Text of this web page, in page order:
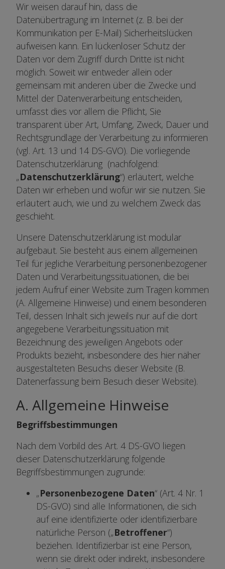
Wir weisen darauf hin, dass die
Datenübertragung im Internet (z. B. bei der
Kommunikation per E-Mail) Sicherheitslücken
aufweisen kann. Ein lückenloser Schutz der
Daten vor dem Zugriff durch Dritte ist nicht
möglich. Soweit wir entweder allein oder
gemeinsam mit anderen über die Zwecke und
Mittel der Datenverarbeitung entscheiden,
umfasst dies vor allem die Pflicht, Sie
transparent über Art, Umfang, Zweck, Dauer und
Rechtsgrundlage der Verarbeitung zu informieren
(vgl. Art. 13 und 14 DS-GVO). Die vorliegende
Datenschutzerklärung (nachfolgend:
„Datenschutzerklärung“) erläutert, welche
Daten wir erheben und wofür wir sie nutzen. Sie
erläutert auch, wie und zu welchem Zweck das
geschieht.
Unsere Datenschutzerklärung ist modular
aufgebaut. Sie besteht aus einem allgemeinen
Teil für jegliche Verarbeitung personenbezogener
Daten und Verarbeitungssituationen, die bei
jedem Aufruf einer Website zum Tragen kommen
(A. Allgemeine Hinweise) und einem besonderen
Teil, dessen Inhalt sich jeweils nur auf die dort
angegebene Verarbeitungssituation mit
Bezeichnung des jeweiligen Angebots oder
Produkts bezieht, insbesondere des hier näher
ausgestalteten Besuchs dieser Website (B.
Datenerfassung beim Besuch dieser Website).
A. Allgemeine Hinweise
Begriffsbestimmungen
Nach dem Vorbild des Art. 4 DS-GVO liegen
dieser Datenschutzerklärung folgende
Begriffsbestimmungen zugrunde:
„Personenbezogene Daten“ (Art. 4 Nr. 1
DS-GVO) sind alle Informationen, die sich
auf eine identifizierte oder identifizierbare
natürliche Person („Betroffener“)
beziehen. Identifizierbar ist eine Person,
wenn sie direkt oder indirekt, insbesondere